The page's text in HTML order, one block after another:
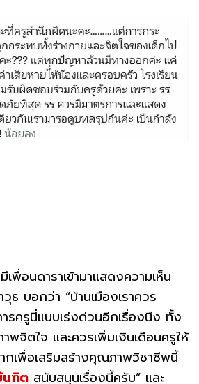
พื่อนดาราเข้ามาแสดงความเห็น
ธ บอกว่า “บ้านเมืองเราควร
รครูนี่แบบเร่งด่วนอีกเรื่องนึง ทั้ง
จิตใจ และควรเพิ่มเงินเดือนครูให้
กเพื่อเสริมสร้างคุณภาพวิชาชีพนี้
นฑิต สนับสนุนเรื่องนี้ครับ” และ